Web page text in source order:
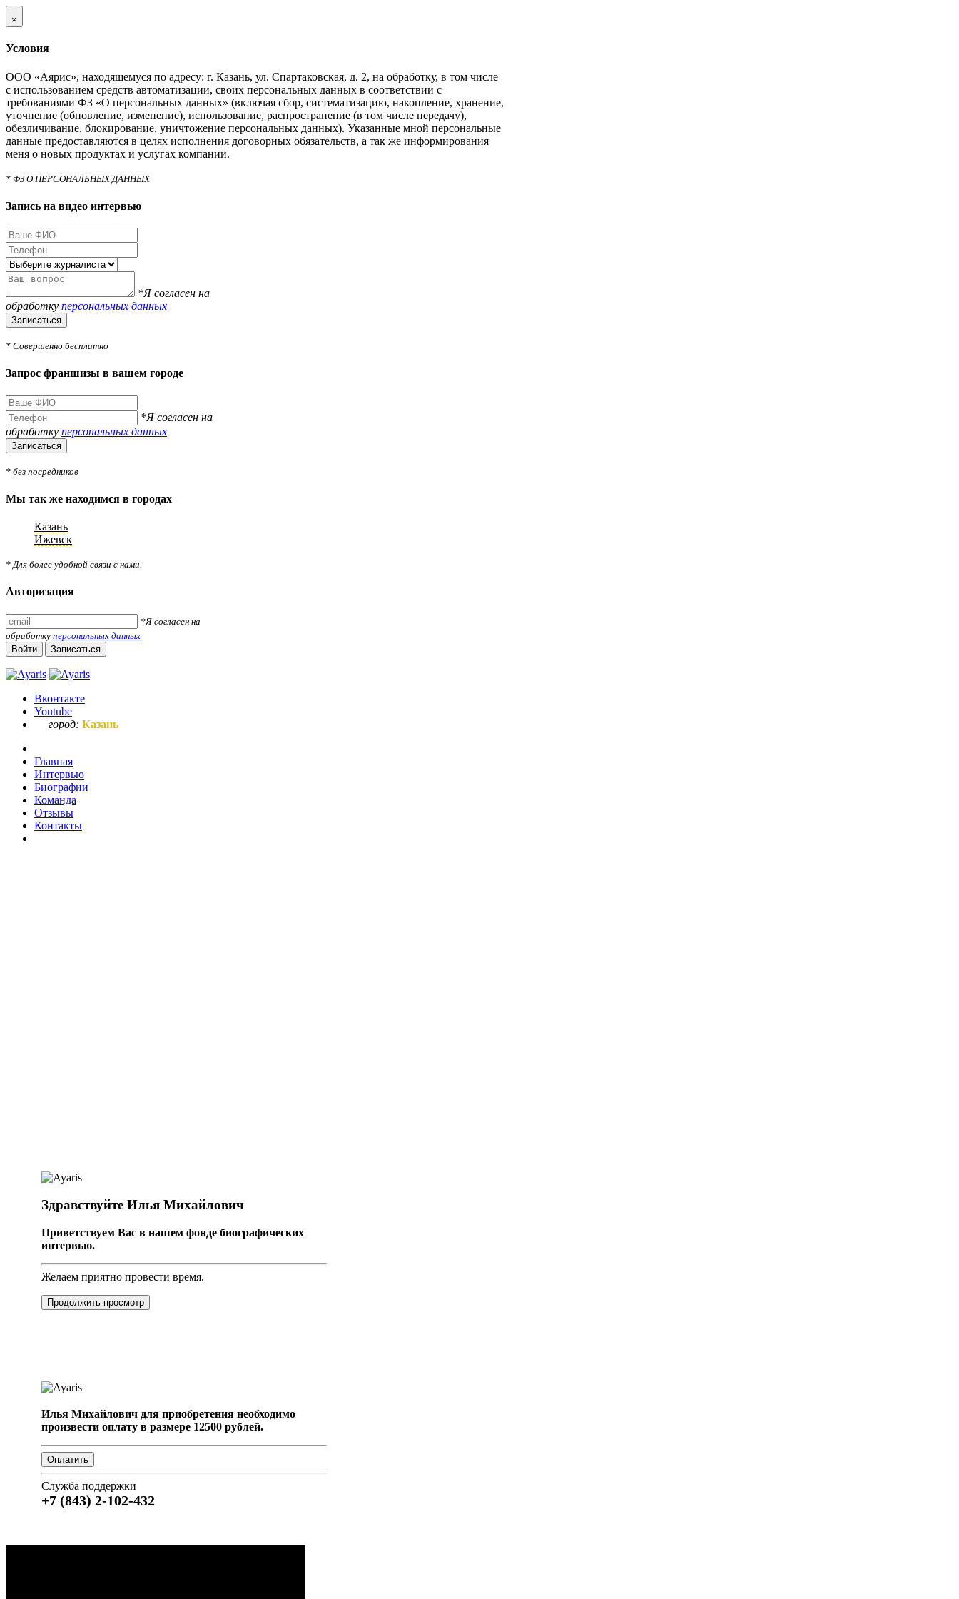
×
Условия
ООО «Аярис», находящемуся по адресу: г. Казань, ул. Спартаковская, д. 2, на обработку, в том числе
с использованием средств автоматизации, своих персональных данных в соответствии с
требованиями ФЗ «О персональных данных» (включая сбор, систематизацию, накопление, хранение,
уточнение (обновление, изменение), использование, распространение (в том числе передачу),
обезличивание, блокирование, уничтожение персональных данных). Указанные мной персональные
данные предоставляются в целях исполнения договорных обязательств, а так же информирования
меня о новых продуктах и услугах компании.
* ФЗ О ПЕРСОНАЛЬНЫХ ДАННЫХ
Запись на видео интервью
*Я согласен на
обработку персональных данных
Записаться
* Совершенно бесплатно
Запрос франшизы в вашем городе
*Я согласен на
обработку персональных данных
Записаться
* без посредников
Мы так же находимся в городах
Казань
Ижевск
* Для более удобной связи с нами.
Авторизация
*Я согласен на
обработку персональных данных
Войти
Записаться
Вконтакте
Youtube
город: Казань
Главная
Интервью
Биографии
Команда
Отзывы
Контакты
Здравствуйте Илья Михайлович
Приветствуем Вас в нашем фонде биографических
интервью.
Желаем приятно провести время.
Продолжить просмотр
Илья Михайлович для приобретения необходимо
произвести оплату в размере 12500 рублей.
Служба поддержки
+7 (843) 2-102-432